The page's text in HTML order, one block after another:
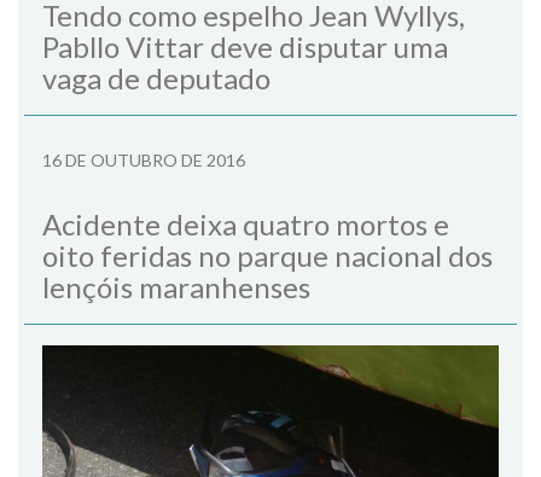
Tendo como espelho Jean Wyllys,
Pabllo Vittar deve disputar uma
vaga de deputado
16 DE OUTUBRO DE 2016
Acidente deixa quatro mortos e
oito feridas no parque nacional dos
lençóis maranhenses